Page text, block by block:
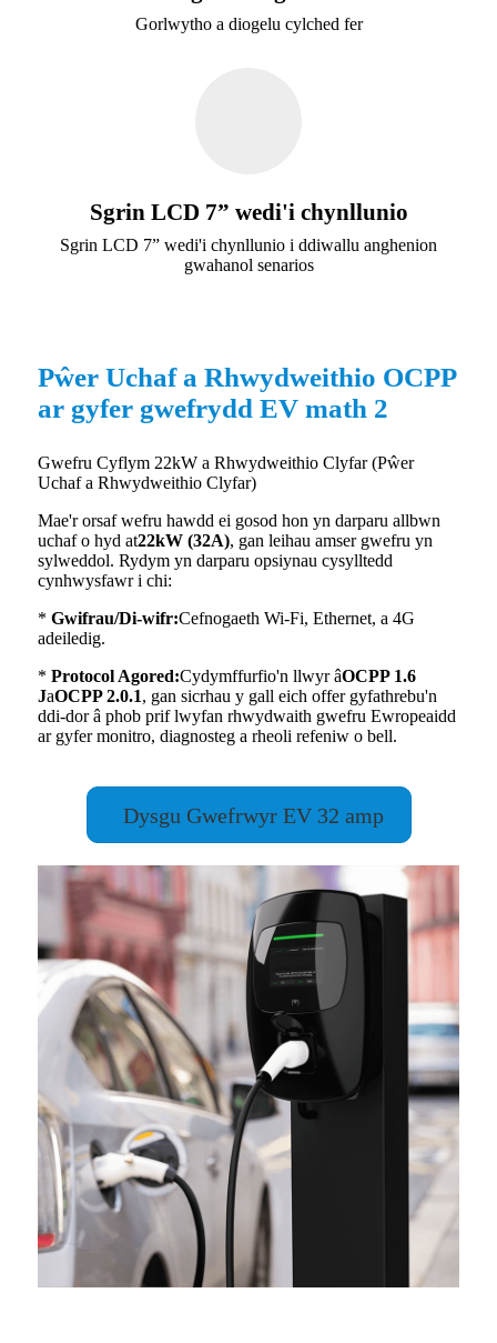
Gorlwytho a diogelu cylched fer
Sgrin LCD 7” wedi'i chynllunio
Sgrin LCD 7” wedi'i chynllunio i ddiwallu anghenion
gwahanol senarios
Pŵer Uchaf a Rhwydweithio OCPP
ar gyfer gwefrydd EV math 2
Gwefru Cyflym 22kW a Rhwydweithio Clyfar (Pŵer
Uchaf a Rhwydweithio Clyfar)
Mae'r orsaf wefru hawdd ei gosod hon yn darparu allbwn
uchaf o hyd at22kW (32A), gan leihau amser gwefru yn
sylweddol. Rydym yn darparu opsiynau cysylltedd
cynhwysfawr i chi:
* Gwifrau/Di-wifr:Cefnogaeth Wi-Fi, Ethernet, a 4G
adeiledig.
* Protocol Agored:Cydymffurfio'n llwyr âOCPP 1.6
JaOCPP 2.0.1, gan sicrhau y gall eich offer gyfathrebu'n
ddi-dor â phob prif lwyfan rhwydwaith gwefru Ewropeaidd
ar gyfer monitro, diagnosteg a rheoli refeniw o bell.
Dysgu Gwefrwyr EV 32 amp